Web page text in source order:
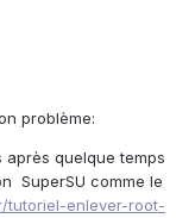
problème:
après quelque temps
SuperSU comme le
tutoriel-enlever-root-